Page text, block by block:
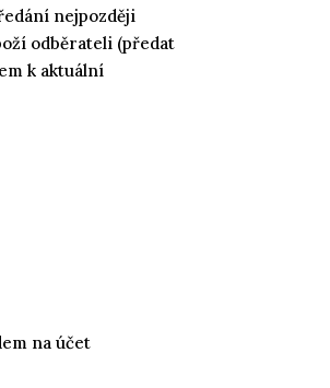
nejpozději
odběrateli (předat
k aktuální
na účet